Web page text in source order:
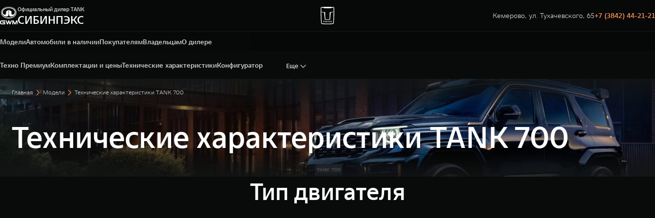
Официальный дилер TANK
СИБИНПЭКС Кемерово, ул. Тухачевского, 65+7 (3842) 44-21-21
МоделиАвтомобили в наличииПокупателямВладельцамО дилере
Кемерово, ул. Тухачевского, 65
+7 (3842) 44-21-21
Техно ПремиумКомплектации и ценыТехнические характеристикиКонфигуратор Еще
Главная Модели Технические характеристики TANK 700
Технические характеристики TANK 700
Тип двигателя